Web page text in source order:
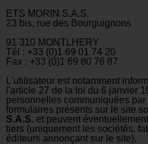
ETS MORIN S.A.S.
23 bis, rue des Bourguignons
91 310 MONTLHERY
Tél : +33 (0)1 69 01 74 20
Fax : +33 (0)1 69 80 76 87
L'utilisateur est notamment
l'article 27 de la loi du 6 janvier
personnelles communiquées
formulaires présents sur le site
S.A.S. et peuvent éventuellement
tiers (uniquement les sociétés,
éditeurs annonçant sur le site).